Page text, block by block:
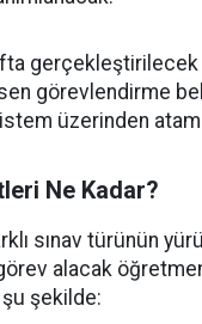
gerçekleştirilecek
görevlendirme
üzerinden
Ne Kadar?
sınav türünün
alacak
şekilde: